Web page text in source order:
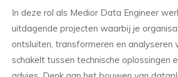
In deze rol als Medior Data Engineer
uitdagende projecten waarbij je
ontsluiten, transformeren en analyseren
schakelt tussen technische oplossingen